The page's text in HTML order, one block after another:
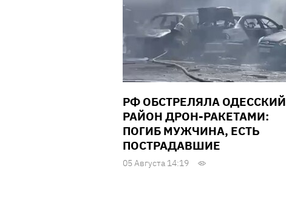
РФ ОБСТРЕЛЯЛА ОДЕССКИЙ
РАЙОН ДРОН-РАКЕТАМИ:
ПОГИБ МУЖЧИНА, ЕСТЬ
ПОСТРАДАВШИЕ
05 Августа 14:19